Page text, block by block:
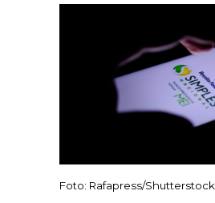
Foto: Rafapress/Shutterstock